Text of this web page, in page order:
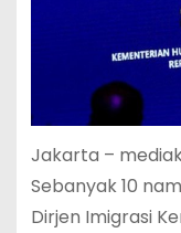
Jakarta –
Sebanyak 10
Dirjen Imigrasi